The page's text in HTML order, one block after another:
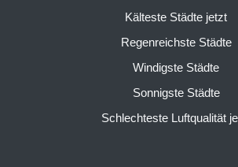
Kälteste Städte jetzt
Regenreichste Städte
Windigste Städte
Sonnigste Städte
Schlechteste Luftqualität